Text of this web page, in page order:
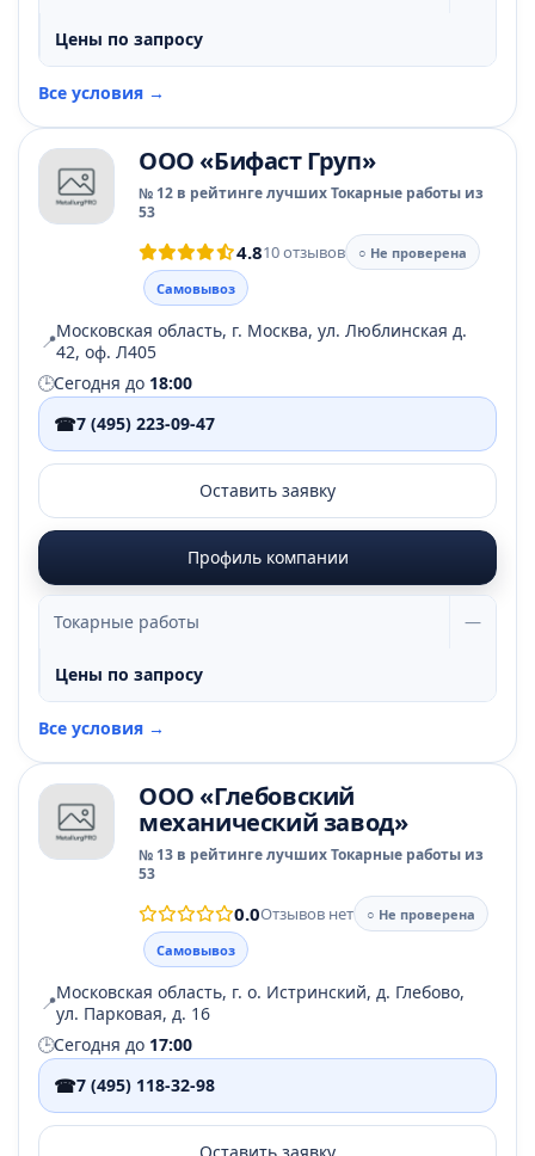
Цены по запросу
Все условия →
ООО «Бифаст Груп»
№ 12 в рейтинге лучших Токарные работы из
53
4.810 отзывов
○ Не проверена
Самовывоз
📍Московская область, г. Москва, ул. Люблинская д.
42, оф. Л405
🕒Сегодня до 18:00
☎7 (495) 223-09-47
Оставить заявку
Профиль компании
Токарные работы —
Цены по запросу
Все условия →
ООО «Глебовский
механический завод»
№ 13 в рейтинге лучших Токарные работы из
53
0.0Отзывов нет
○ Не проверена
Самовывоз
📍Московская область, г. о. Истринский, д. Глебово,
ул. Парковая, д. 16
🕒Сегодня до 17:00
☎7 (495) 118-32-98